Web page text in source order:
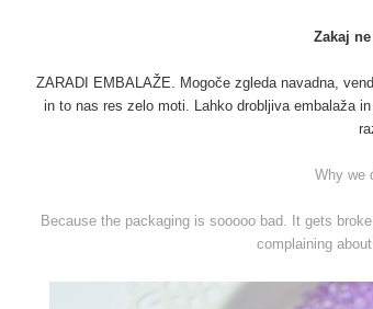
Zakaj
ZARADI EMBALAŽE. Mogoče zgleda navadna,
in to nas res zelo moti. Lahko drobljiva embalaža
Why we
Because the packaging is sooooo bad. It gets
complaining